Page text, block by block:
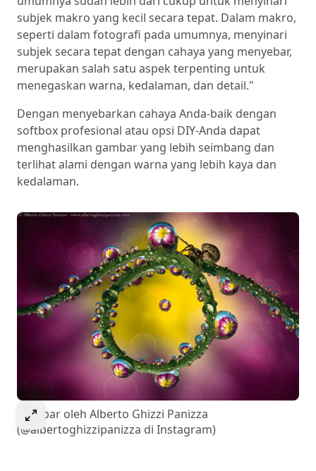
subjek makro yang kecil secara tepat. Dalam makro,
seperti dalam fotografi pada umumnya, menyinari
subjek secara tepat dengan cahaya yang menyebar,
merupakan salah satu aspek terpenting untuk
menegaskan warna, kedalaman, dan detail."
Dengan menyebarkan cahaya Anda-baik dengan
softbox profesional atau opsi DIY-Anda dapat
menghasilkan gambar yang lebih seimbang dan
terlihat alami dengan warna yang lebih kaya dan
kedalaman.
Select to expand image
Gambar oleh Alberto Ghizzi Panizza
(@albertoghizzipanizza di Instagram)